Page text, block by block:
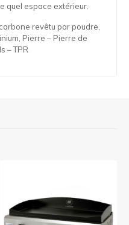
quel espace extérieur.
revêtu par poudre,
Pierre – Pierre de
– TPR